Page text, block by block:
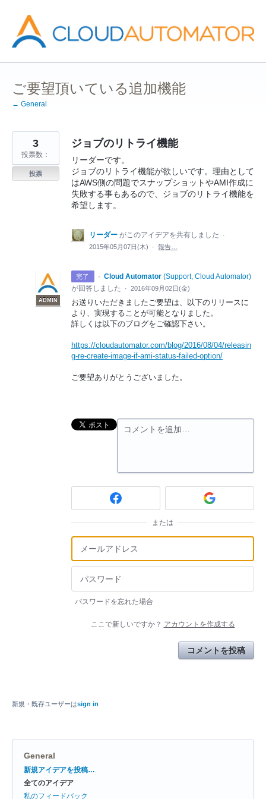
ン
ツ
ス
プ
ご要望頂いている追加機能
← General
ジョブのリトライ機能
リーダーです。
ジョブのリトライ機能が欲しいです。理由として
はAWS側の問題でスナップショットやAMI作成に
失敗する事もあるので、ジョブのリトライ機能を
希望します。
3
投票数：
投票
リーダー がこのアイデアを共有しました
·
2015年05月07日(木)
· 報告…
完了 ·
ADMIN
Cloud Automator (Support, Cloud Automator)
が回答しました
· 2016年09月02日(金)
お送りいただきましたご要望は、以下のリリースに
より、実現することが可能となりました。
詳しくは以下のブログをご確認下さい。
https://cloudautomator.com/blog/2016/08/04/releasin
g-re-create-image-if-ami-status-failed-option/
ご要望ありがとうございました。
コメントを追加…
または
パスワードを忘れた場合
ここで新しいですか？ アカウントを作成する
コメントを投稿
新規・既存ユーザーはsign in
General
カ
テ
ゴ
リ
新規アイデアを投稿…
全てのアイデア
私のフィードバック